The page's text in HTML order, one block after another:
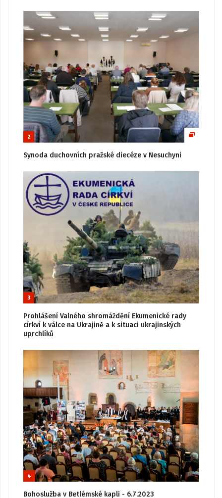
2
Synoda duchovních pražské diecéze v Nesuchyni
3
Prohlášení Valného shromáždění Ekumenické rady
církví k válce na Ukrajině a k situaci ukrajinských
uprchlíků
4
Bohoslužba v Betlémské kapli - 6.7.2023